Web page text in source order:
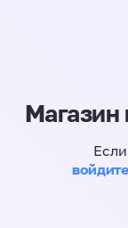
Магазин